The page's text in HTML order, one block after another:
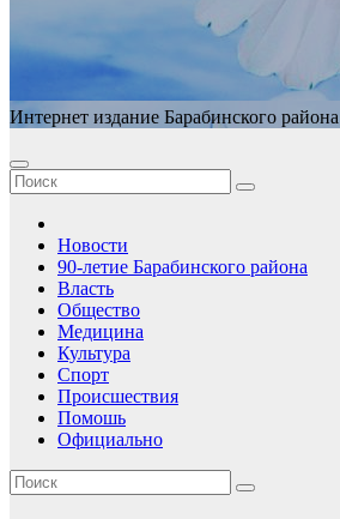
Интернет издание Барабинского района
Новости
90-летие Барабинского района
Власть
Общество
Медицина
Культура
Спорт
Происшествия
Помошь
Официально